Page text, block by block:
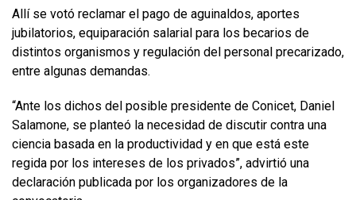
Allí se votó reclamar el pago de aguinaldos, aportes
jubilatorios, equiparación salarial para los becarios de
distintos organismos y regulación del personal precarizado,
entre algunas demandas.
“Ante los dichos del posible presidente de Conicet, Daniel
Salamone, se planteó la necesidad de discutir contra una
ciencia basada en la productividad y en que está este
regida por los intereses de los privados”, advirtió una
declaración publicada por los organizadores de la